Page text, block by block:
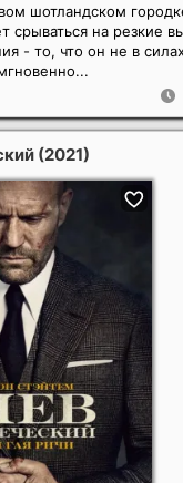
шотландском
срываться на резкие
- то, что он не в
(2021)